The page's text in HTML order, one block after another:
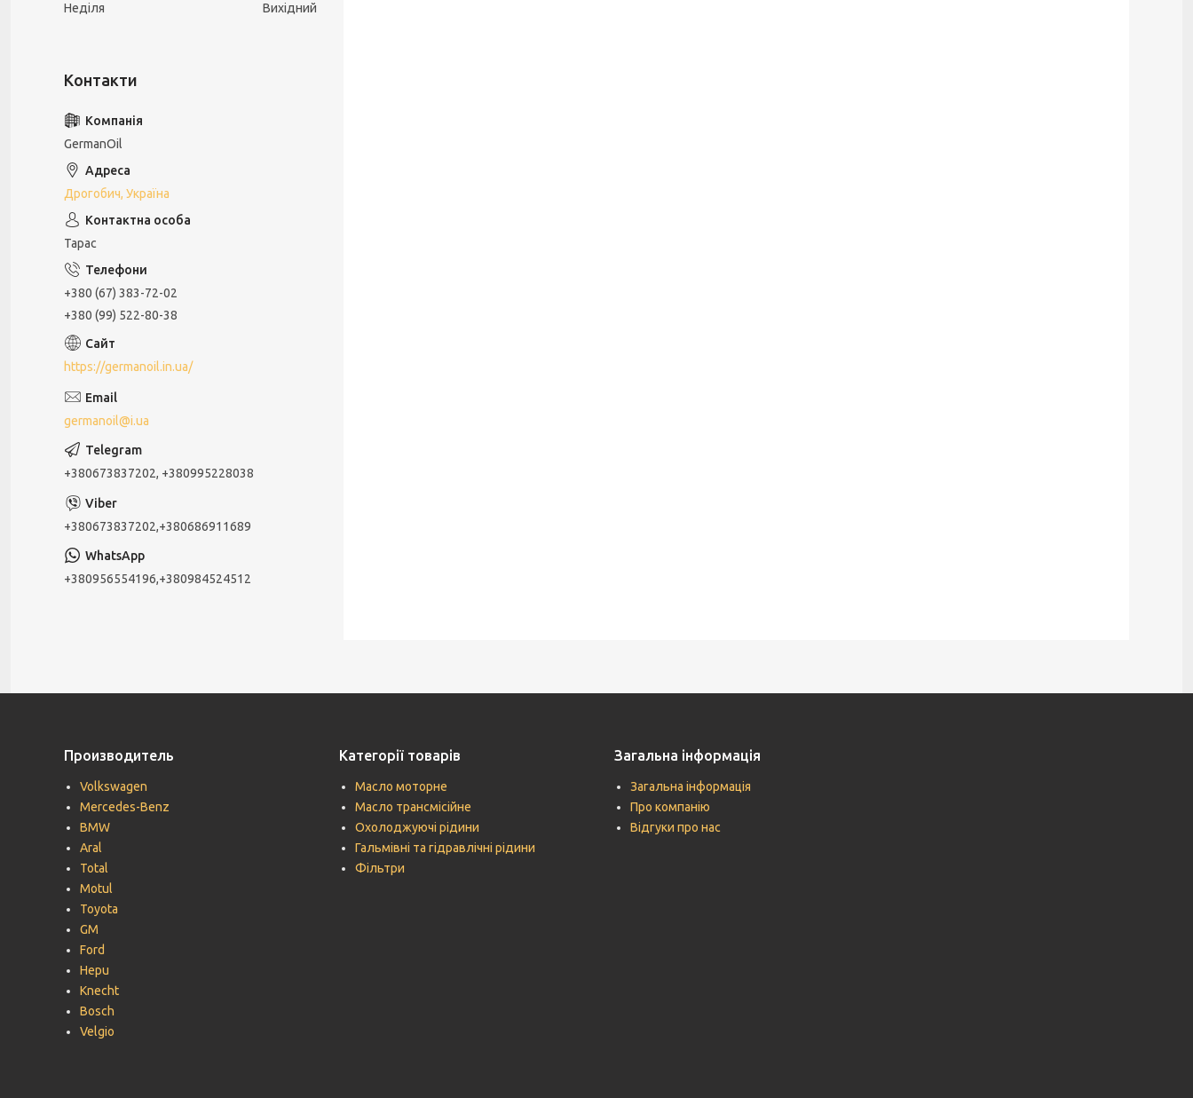
Неділя
Вихідний
GermanOil
Дрогобич, Україна
Тарас
+380 (67) 383-72-02
+380 (99) 522-80-38
https://germanoil.in.ua/
germanoil@i.ua
+380673837202, +380995228038
+380673837202,+380686911689
+380956554196,+380984524512
Производитель
Volkswagen
Mercedes-Benz
BMW
Aral
Total
Motul
Toyota
GM
Ford
Hepu
Knecht
Bosch
Velgio
Категорії товарів
Масло моторне
Масло трансмісійне
Охолоджуючі рідини
Гальмівні та гідравлічні рідини
Фільтри
Загальна інформація
Загальна інформація
Про компанію
Відгуки про нас